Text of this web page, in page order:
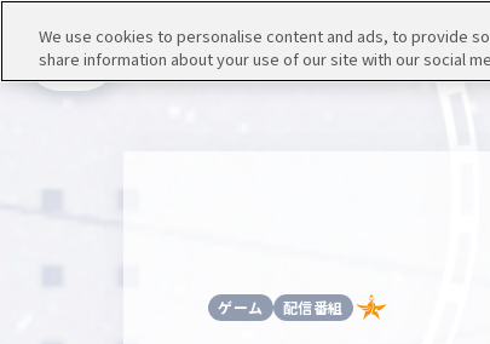
ゲーム 配信番組
We use cookies to personalise content and ads, to provide
share information about your use of our site with our social